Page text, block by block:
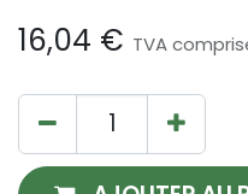
16,04 € TVA